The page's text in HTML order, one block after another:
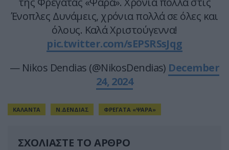
Ένοπλες Δυνάμεις, χρόνια πολλά σε όλες και
όλους. Καλά Χριστούγεννα!
pic.twitter.com/sEPSRSsJqg
— Nikos Dendias (@NikosDendias) December
24, 2024
ΚΑΛΑΝΤΑ Ν.ΔΕΝΔΙΑΣ ΦΡΕΓΑΤΑ «ΨΑΡΑ»
ΣΧΟΛΙΑΣΤΕ ΤΟ ΑΡΘΡΟ